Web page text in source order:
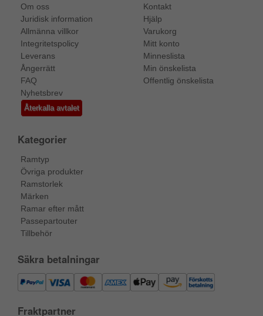
Om oss
Juridisk information
Allmänna villkor
Integritetspolicy
Leverans
Ångerrätt
FAQ
Nyhetsbrev
Återkalla avtalet
Kontakt
Hjälp
Varukorg
Mitt konto
Minneslista
Min önskelista
Offentlig önskelista
Kategorier
Ramtyp
Övriga produkter
Ramstorlek
Märken
Ramar efter mått
Passepartouter
Tillbehör
Säkra betalningar
Fraktpartner